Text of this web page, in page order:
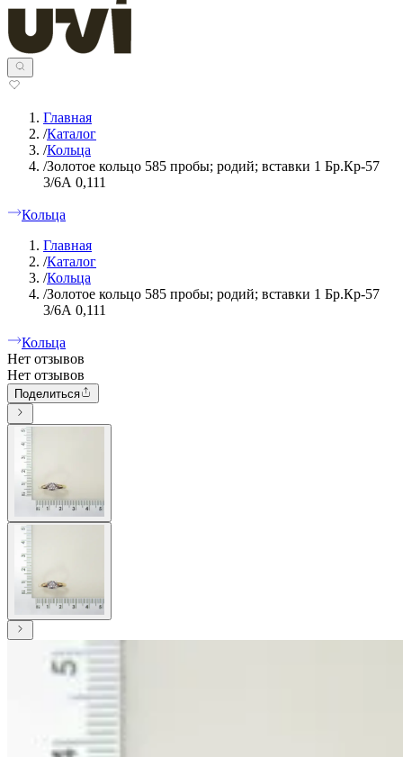
Главная
/Каталог
/Кольца
/Золотое кольцо 585 пробы; родий; вставки 1 Бр.Кр-57
3/6А 0,111
Кольца
Главная
/Каталог
/Кольца
/Золотое кольцо 585 пробы; родий; вставки 1 Бр.Кр-57
3/6А 0,111
Кольца
Нет отзывов
Нет отзывов
Поделиться